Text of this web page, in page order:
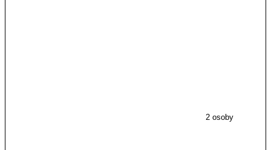
2 osoby